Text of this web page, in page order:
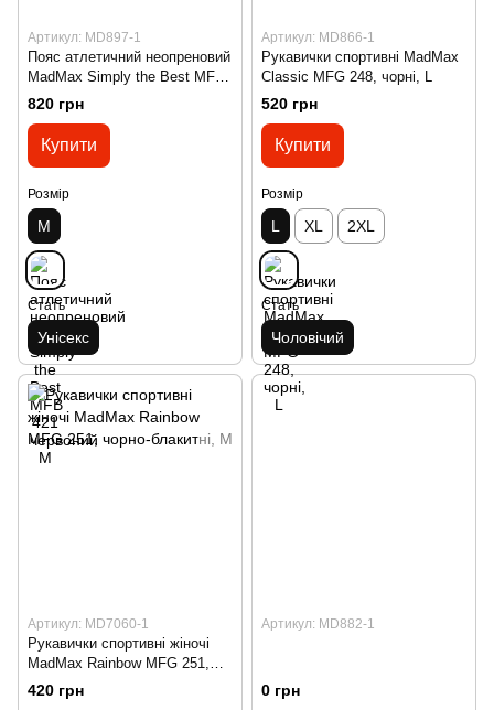
Артикул: MD897-1
Пояс атлетичний неопреновий
MadMax Simply the Best MFB
421 червоний M
820 грн
Купити
Розмір
M
Стать
Унісекс
Артикул: MD866-1
Рукавички спортивні MadMax
Classic MFG 248, чорні, L
520 грн
Купити
Розмір
L XL 2XL
Стать
Чоловічий
Артикул: MD7060-1
Рукавички спортивні жіночі
MadMax Rainbow MFG 251,
чорно-блакитні, M
420 грн
Артикул: MD882-1
0 грн